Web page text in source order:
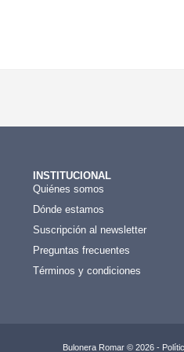
INSTITUCIONAL
Quiénes somos
Dónde estamos
Suscripción al newsletter
Preguntas frecuentes
Términos y condiciones
Bulonera Romar © 2026 -